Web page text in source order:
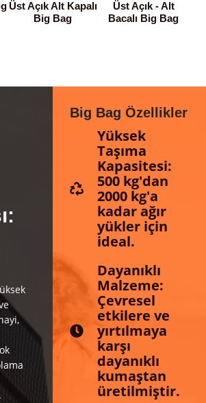
Üst Açık Alt Kapalı
Big Bag
Üst Açık - Alt
Bacalı Big Bag
Big Bag Özellikler
Yüksek
Taşıma
Kapasitesi:
500 kg'dan
2000 kg'a
kadar ağır
yükler için
ideal.
Dayanıklı
Malzeme:
Çevresel
etkilere ve
yırtılmaya
karşı
dayanıklı
kumaştan
üretilmiştir.